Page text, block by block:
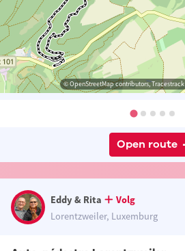
© OpenStreetMap contributors, Tracestrack
Open route
Eddy & Rita
Volg
Lorentzweiler, Luxemburg